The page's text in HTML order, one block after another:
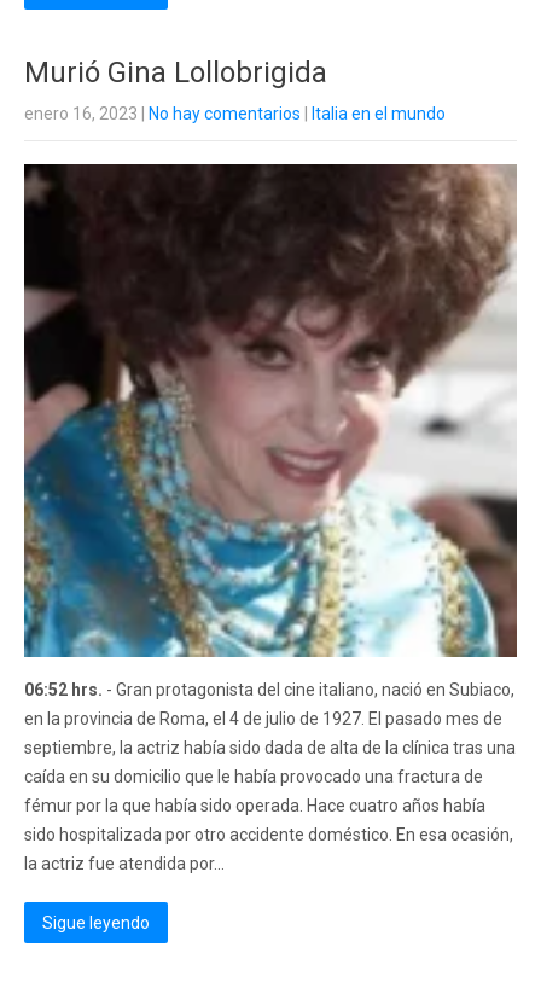
Murió Gina Lollobrigida
enero 16, 2023 No hay comentarios Italia en el mundo
06:52 hrs. - Gran protagonista del cine italiano, nació en Subiaco,
en la provincia de Roma, el 4 de julio de 1927. El pasado mes de
septiembre, la actriz había sido dada de alta de la clínica tras una
caída en su domicilio que le había provocado una fractura de
fémur por la que había sido operada. Hace cuatro años había
sido hospitalizada por otro accidente doméstico. En esa ocasión,
la actriz fue atendida por...
Sigue leyendo